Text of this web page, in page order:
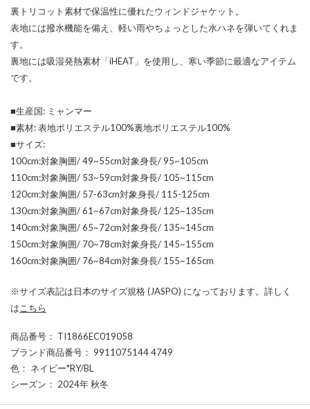
裏トリコット素材で保温性に優れたウィンドジャケット。
表地には撥水機能を備え、軽い雨やちょっとした水ハネを弾いてくれま
す。
裏地には吸湿発熱素材「iHEAT」を使用し、寒い季節に最適なアイテム
です。
■生産国: ミャンマー
■素材: 表地ポリエステル100%裏地ポリエステル100%
■サイズ:
100cm:対象胸囲/ 49~55cm対象身長/ 95~105cm
110cm:対象胸囲/ 53~59cm対象身長/ 105~115cm
120cm:対象胸囲/ 57-63cm対象身長/ 115-125cm
130cm:対象胸囲/ 61~67cm対象身長/ 125~135cm
140cm:対象胸囲/ 65~72cm対象身長/ 135~145cm
150cm:対象胸囲/ 70~78cm対象身長/ 145~155cm
160cm:対象胸囲/ 76~84cm対象身長/ 155~165cm
※サイズ表記は日本のサイズ規格 (JASPO) になっております。詳しく
は こちら
商品番号 ： TI1866EC019058
ブランド商品番号 ： 9911075144 4749
色 ： ネイビー*RY/BL
シーズン ： 2024年 秋冬